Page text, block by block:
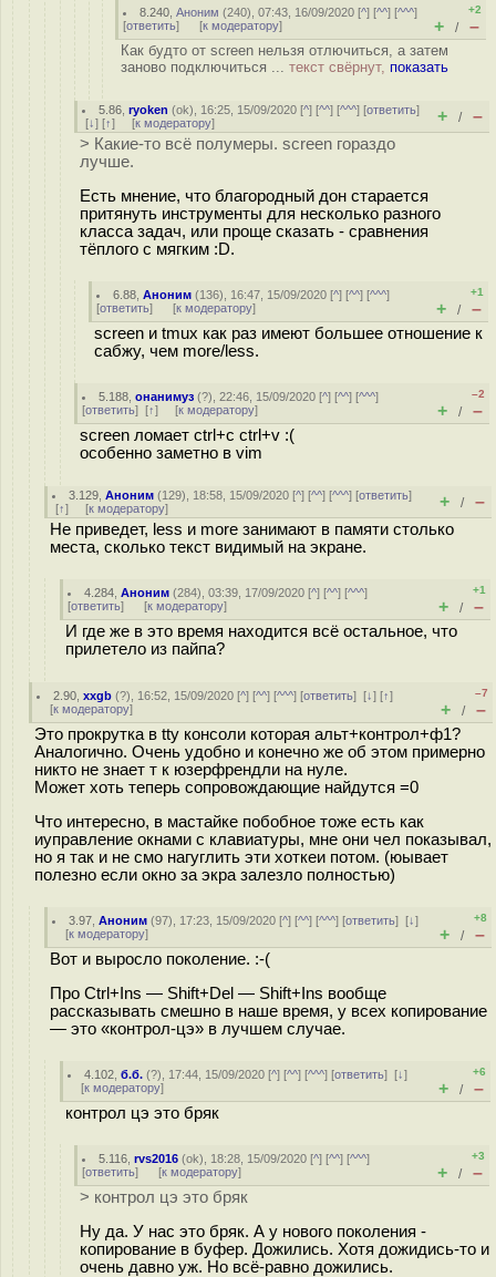
8.240 ,Аноним (240), 07:43, 16/09/2020 [^] [^^] [^^^]
[ответить] [к модератору]
+2
+ / –
Как будто от screen нельзя отлючиться, а затем
заново подключиться ... текст свёрнут, показать
5.86 ,ryoken (ok), 16:25, 15/09/2020 [^] [^^] [^^^] [ответить]
[↓] [↑] [к модератору] + / –
> Какие-то всё полумеры. screen гораздо
лучше.
Есть мнение, что благородный дон старается
притянуть инструменты для несколько разного
класса задач, или проще сказать - сравнения
тёплого с мягким :D.
6.88 ,Аноним (136), 16:47, 15/09/2020 [^] [^^] [^^^]
[ответить] [к модератору]
+1
+ / –
screen и tmux как раз имеют большее отношение к
сабжу, чем more/less.
5.188 ,онанимуз (?), 22:46, 15/09/2020 [^] [^^] [^^^]
[ответить] [↑] [к модератору]
–2
+ / –
screen ломает ctrl+c ctrl+v :(
особенно заметно в vim
3.129 ,Аноним (129), 18:58, 15/09/2020 [^] [^^] [^^^] [ответить]
[↑] [к модератору] + / –
Не приведет, less и more занимают в памяти столько
места, сколько текст видимый на экране.
4.284 ,Аноним (284), 03:39, 17/09/2020 [^] [^^] [^^^]
[ответить] [к модератору]
+1
+ / –
И где же в это время находится всё остальное, что
прилетело из пайпа?
2.90 ,xxgb (?), 16:52, 15/09/2020 [^] [^^] [^^^] [ответить][↓] [↑]
[к модератору]
–7
+ / –
Это прокрутка в tty консоли которая альт+контрол+ф1?
Аналогично. Очень удобно и конечно же об этом примерно
никто не знает т к юзерфрендли на нуле.
Может хоть теперь сопровождающие найдутся =0
Что интересно, в мастайке побобное тоже есть как
иуправление окнами с клавиатуры, мне они чел показывал,
но я так и не смо нагуглить эти хоткеи потом. (юывает
полезно если окно за экра залезло полностью)
3.97 ,Аноним (97), 17:23, 15/09/2020 [^] [^^] [^^^] [ответить][↓]
[к модератору]
+8
+ / –
Вот и выросло поколение. :-(
Про Ctrl+Ins — Shift+Del — Shift+Ins вообще
рассказывать смешно в наше время, у всех копирование
— это «контрол-цэ» в лучшем случае.
4.102 ,б.б. (?), 17:44, 15/09/2020 [^] [^^] [^^^] [ответить][↓]
[к модератору]
+6
+ / –
контрол цэ это бряк
5.116 ,rvs2016 (ok), 18:28, 15/09/2020 [^] [^^] [^^^]
[ответить] [к модератору]
+3
+ / –
> контрол цэ это бряк
Ну да. У нас это бряк. А у нового поколения -
копирование в буфер. Дожились. Хотя дожидись-то и
очень давно уж. Но всё-равно дожились.